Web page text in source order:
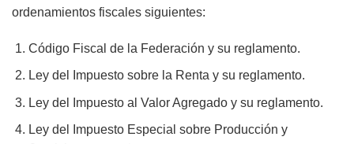
ordenamientos fiscales siguientes:
Código Fiscal de la Federación y su reglamento.
Ley del Impuesto sobre la Renta y su reglamento.
Ley del Impuesto al Valor Agregado y su reglamento.
Ley del Impuesto Especial sobre Producción y